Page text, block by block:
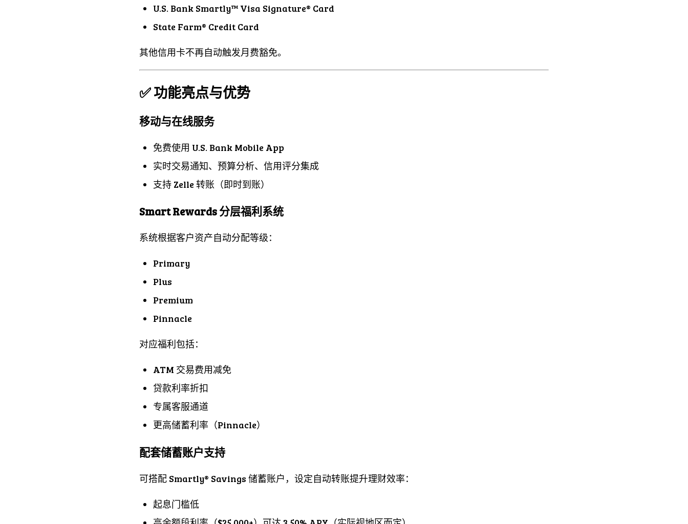
U.S. Bank Smartly™ Visa Signature® Card
State Farm® Credit Card
其他信用卡不再自动触发月费豁免。
✅ 功能亮点与优势
移动与在线服务
免费使用 U.S. Bank Mobile App
实时交易通知、预算分析、信用评分集成
支持 Zelle 转账（即时到账）
Smart Rewards 分层福利系统
系统根据客户资产自动分配等级：
Primary
Plus
Premium
Pinnacle
对应福利包括：
ATM 交易费用减免
贷款利率折扣
专属客服通道
更高储蓄利率（Pinnacle）
配套储蓄账户支持
可搭配 Smartly® Savings 储蓄账户，设定自动转账提升理财效率：
起息门槛低